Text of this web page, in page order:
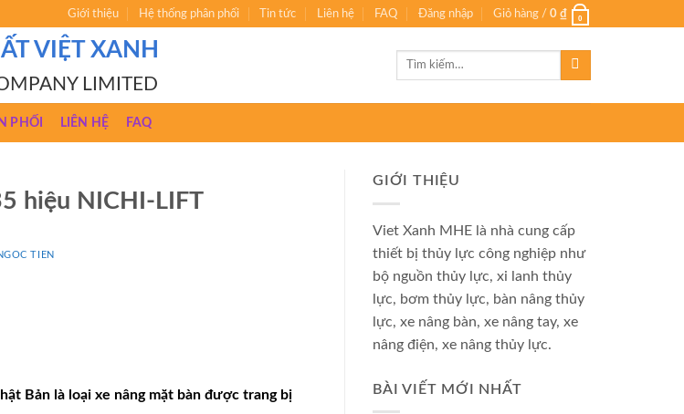
Giới thiệu Hệ thống phân phối Tin tức Liên hệ FAQ Đăng nhập Giỏ hàng / 0 ₫ 0
VIỆT XANH
LIMITED
Tìm
PHỐI LIÊN HỆ FAQ
hiệu NICHI-LIFT
TIEN
Bản là loại xe nâng mặt bàn được trang bị
GIỚI THIỆU
Viet Xanh MHE là nhà cung cấp
thiết bị thủy lực công nghiệp như
bộ nguồn thủy lực, xi lanh thủy
lực, bơm thủy lực, bàn nâng thủy
lực, xe nâng bàn, xe nâng tay, xe
nâng điện, xe nâng thủy lực.
BÀI VIẾT MỚI NHẤT